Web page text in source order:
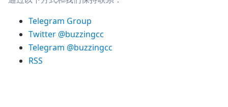
Telegram Group
Twitter @buzzingcc
Telegram @buzzingcc
RSS